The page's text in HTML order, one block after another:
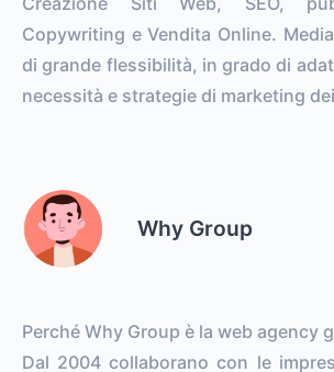
Copywriting e Vendita Online.
di grande flessibilità, in grado di
necessità e strategie di marketing
Why Group
Perché Why Group è la web agency
Dal 2004 collaborano con le